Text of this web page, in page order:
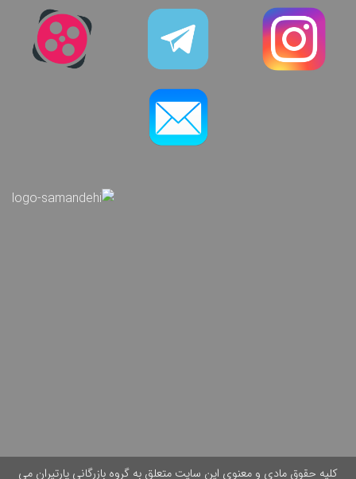
کلیه حقوق مادی و معنوی این سایت متعلق به گروه بازرگانی پارتیران می